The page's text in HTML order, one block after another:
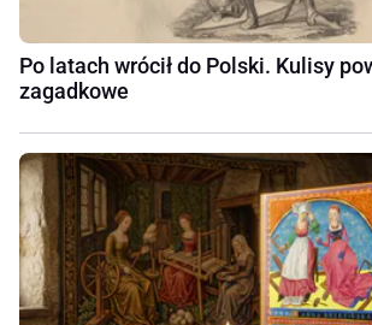
Po latach wrócił do Polski. Kulisy
zagadkowe